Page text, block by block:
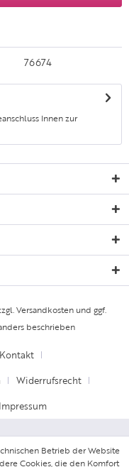
76674
Innen zur
Versandkostenund ggf.
beschrieben
Kontakt
Widerrufsrecht
Impressum
Betrieb der Website
Cookies, die den Komfort